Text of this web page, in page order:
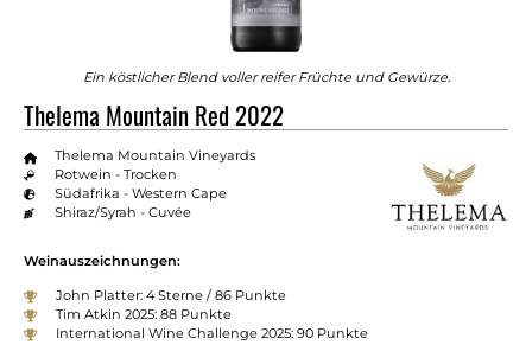
Ein köstlicher Blend voller reifer Früchte und Gewürze.
Thelema Mountain Red 2022
Thelema Mountain Vineyards
Rotwein - Trocken
Südafrika - Western Cape
Shiraz/Syrah - Cuvée
Weinauszeichnungen:
John Platter: 4 Sterne / 86 Punkte
Tim Atkin 2025: 88 Punkte
International Wine Challenge 2025: 90 Punkte